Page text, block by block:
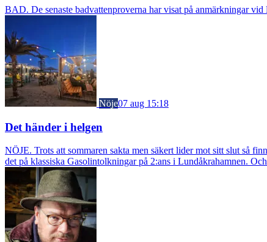
BAD. De senaste badvattenproverna har visat på anmärkningar
Nöje07 aug 15:18
Det händer i helgen
NÖJE. Trots att sommaren sakta men säkert lider mot sitt slut så
det på klassiska Gasolintolkningar på 2:ans i Lundåkrahamnen.